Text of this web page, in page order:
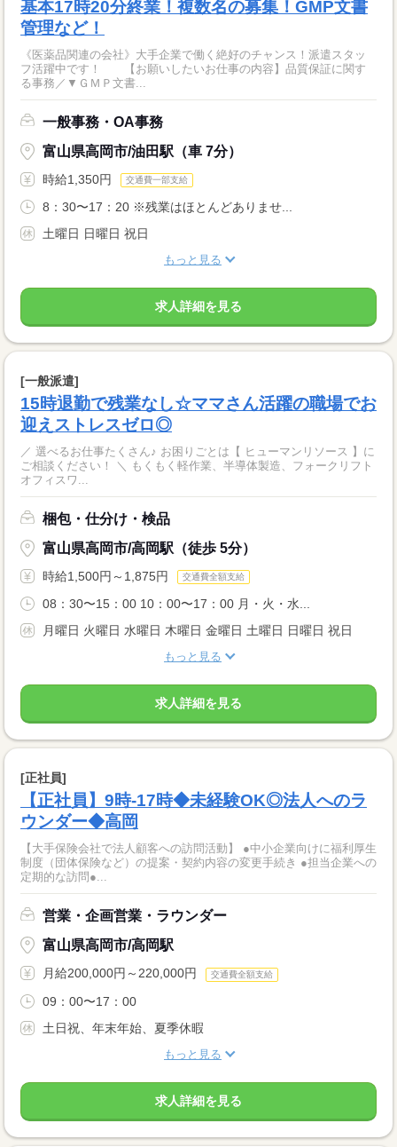
基本17時20分終業！複数名の募集！GMP文書
管理など！
《医薬品関連の会社》大手企業で働く絶好のチャンス！派遣スタッ
フ活躍中です！ 【お願いしたいお仕事の内容】品質保証に関す
る事務／▼ＧＭＰ文書...
一般事務・OA事務
富山県高岡市/油田駅（車 7分）
時給1,350円 交通費一部支給
8：30〜17：20 ※残業はほとんどありませ...
土曜日 日曜日 祝日
もっと見る
求人詳細を見る
[一般派遣]
15時退勤で残業なし☆ママさん活躍の職場でお
迎えストレスゼロ◎
／ 選べるお仕事たくさん♪ お困りごとは【 ヒューマンリソース 】に
ご相談ください！ ＼ もくもく軽作業、半導体製造、フォークリフト
オフィスワ...
梱包・仕分け・検品
富山県高岡市/高岡駅（徒歩 5分）
時給1,500円～1,875円 交通費全額支給
08：30〜15：00 10：00〜17：00 月・火・水...
月曜日 火曜日 水曜日 木曜日 金曜日 土曜日 日曜日 祝日
もっと見る
求人詳細を見る
[正社員]
【正社員】9時-17時◆未経験OK◎法人へのラ
ウンダー◆高岡
【大手保険会社で法人顧客への訪問活動】 ●中小企業向けに福利厚生
制度（団体保険など）の提案・契約内容の変更手続き ●担当企業への
定期的な訪問●...
営業・企画営業・ラウンダー
富山県高岡市/高岡駅
月給200,000円～220,000円 交通費全額支給
09：00〜17：00
土日祝、年末年始、夏季休暇
もっと見る
求人詳細を見る